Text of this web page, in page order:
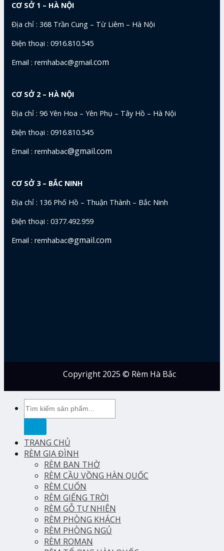
CƠ SỞ 1 – HÀ NỘI
Địa chỉ : 368 Trần Cung – Từ Liêm – Hà Nội
Điện thoại : 0916.810.545
Email : remhabac@gmail.com
CƠ SỞ 2 – HÀ NỘI
Địa chỉ : 96 Yên Hoa – Yên Phụ – Tây Hồ – Hà Nội
Điện thoại : 0916.810.545
Email : remhabac@gmail.com
CƠ SỞ 3 – BẮC NINH
Địa chỉ : 136 Phố Hồ – Thuận Thành – Bắc Ninh
Điện thoại : 0377.492.959
Email : remhabac@gmail.com
Copyright 2025 © Rèm Hà Bắc
Tìm
TRANG CHỦ
RÈM GIA ĐÌNH
RÈM BAN THỜ
RÈM CẦU VỒNG HÀN QUỐC
RÈM CUỐN
RÈM GIẾNG TRỜI
RÈM GỖ TỰ NHIÊN
RÈM PHÒNG KHÁCH
RÈM PHÒNG NGỦ
RÈM ROMAN